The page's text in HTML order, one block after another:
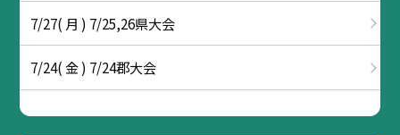
7/27( 月 ) 7/25,26県大会
7/24( 金 ) 7/24郡大会